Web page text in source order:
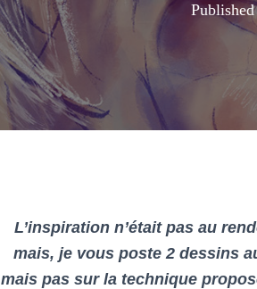
L’inspiration n’était pas au
mais, je vous poste 2 dessins
mais pas sur la technique